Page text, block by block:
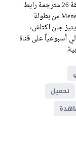
مشاهدة وتحميل مسلسل اتصل بمدير اعمالي الحلقة 26 مترجمة رابط
الحلقة 26 من إتصل بمدير أعمالي Menajerimi Ara EP26 من بطولة
جان اكتاش،
أسبوعياً على قناة
تحميل